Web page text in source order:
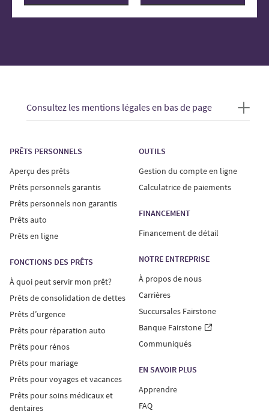
Consultez les mentions légales en bas de page
PRÊTS PERSONNELS
Aperçu des prêts
Prêts personnels garantis
Prêts personnels non garantis
Prêts auto
Prêts en ligne
FONCTIONS DES PRÊTS
À quoi peut servir mon prêt?
Prêts de consolidation de dettes
Prêts d’urgence
Prêts pour réparation auto
Prêts pour rénos
Prêts pour mariage
Prêts pour voyages et vacances
Prêts pour soins médicaux et
dentaires
OUTILS
Gestion du compte en ligne
Calculatrice de paiements
FINANCEMENT
Financement de détail
NOTRE ENTREPRISE
À propos de nous
Carrières
Succursales Fairstone
Banque Fairstone
Communiqués
EN SAVOIR PLUS
Apprendre
FAQ